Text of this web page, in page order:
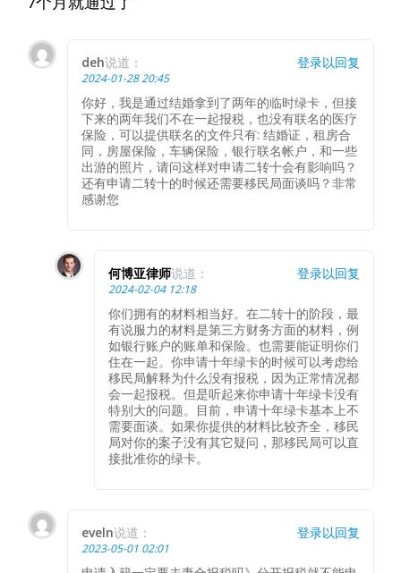
deh说道：
2024-01-28 20:45
你好，我是通过结婚拿到了两年的临时绿卡，但接
下来的两年我们不在一起报税，也没有联名的医疗
保险，可以提供联名的文件只有: 结婚证，租房合
同，房屋保险，车辆保险，银行联名帐户，和一些
出游的照片，请问这样对申请二转十会有影响吗？
还有申请二转十的时候还需要移民局面谈吗？非常
感谢您
登录以回复
何博亚律师说道：
2024-02-04 12:18
你们拥有的材料相当好。在二转十的阶段，最
有说服力的材料是第三方财务方面的材料，例
如银行账户的账单和保险。也需要能证明你们
住在一起。你申请十年绿卡的时候可以考虑给
移民局解释为什么没有报税，因为正常情况都
会一起报税。但是听起来你申请十年绿卡没有
特别大的问题。目前，申请十年绿卡基本上不
需要面谈。如果你提供的材料比较齐全，移民
局对你的案子没有其它疑问，那移民局可以直
接批准你的绿卡。
登录以回复
eveln说道：
2023-05-01 02:01
登录以回复